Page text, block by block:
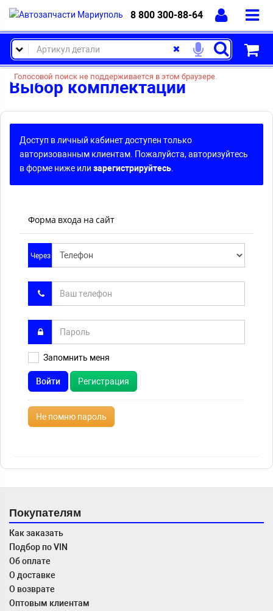
8 800 300-88-64
Голосовой поиск не поддерживается в этом браузере.
Выбор комплектации
Доступ в личный кабинет доступен только
авторизованным клиентам. Пожалуйста, авторизуйтесь
в форме ниже или зарегистрируйтесь
Форма входа на сайт
Через
Запомнить меня
Войти Регистрация
Не помню пароль
Покупателям
Как заказать
Подбор по VIN
Об оплате
О доставке
О возврате
Оптовым клиентам